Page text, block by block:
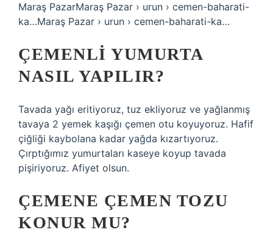
Maraş PazarMaraş Pazar › urun › cemen-baharati-
ka…Maraş Pazar › urun › cemen-baharati-ka…
ÇEMENLI YUMURTA
NASIL YAPILIR?
Tavada yağı eritiyoruz, tuz ekliyoruz ve yağlanmış
tavaya 2 yemek kaşığı çemen otu koyuyoruz. Hafif
çiğliği kaybolana kadar yağda kızartıyoruz.
Çırptığımız yumurtaları kaseye koyup tavada
pişiriyoruz. Afiyet olsun.
ÇEMENE ÇEMEN TOZU
KONUR MU?